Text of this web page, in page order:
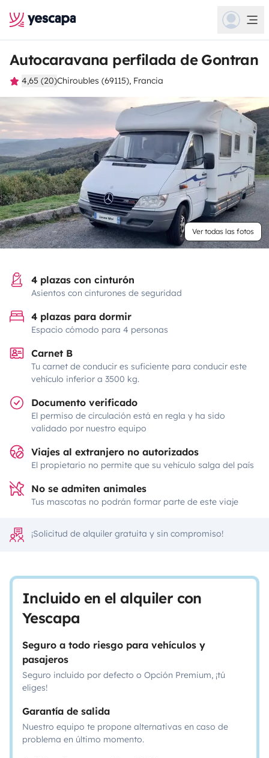
Autocaravana perfilada de Gontran
4,65 (20)Chiroubles (69115), Francia
Ver todas las fotos
4 plazas con cinturón
Asientos con cinturones de seguridad
4 plazas para dormir
Espacio cómodo para 4 personas
Carnet B
Tu carnet de conducir es suficiente para conducir este
vehículo inferior a 3500 kg.
Documento verificado
El permiso de circulación está en regla y ha sido
validado por nuestro equipo
Viajes al extranjero no autorizados
El propietario no permite que su vehículo salga del país
No se admiten animales
Tus mascotas no podrán formar parte de este viaje
¡Solicitud de alquiler gratuita y sin compromiso!
Incluido en el alquiler con
Yescapa
Seguro a todo riesgo para vehículos y
pasajeros
Seguro incluido por defecto o Opción Premium, ¡tú
eliges!
Garantía de salida
Nuestro equipo te propone alternativas en caso de
problema en último momento.